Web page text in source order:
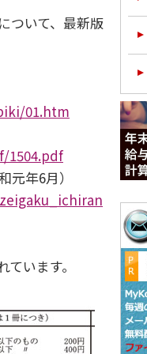
ついて、最新版
01.htm
年6月）
います。